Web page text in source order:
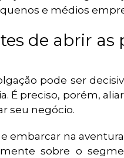
e médios
de abrir as
pode ser
É preciso, porém,
seu negócio.
embarcar na
sobre o